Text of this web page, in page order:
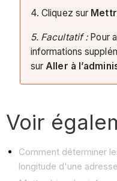
4. Cliquez sur
5. Facultatif :Pour
informations
surAller à
Voir
Comment déterminer
longitude d'une